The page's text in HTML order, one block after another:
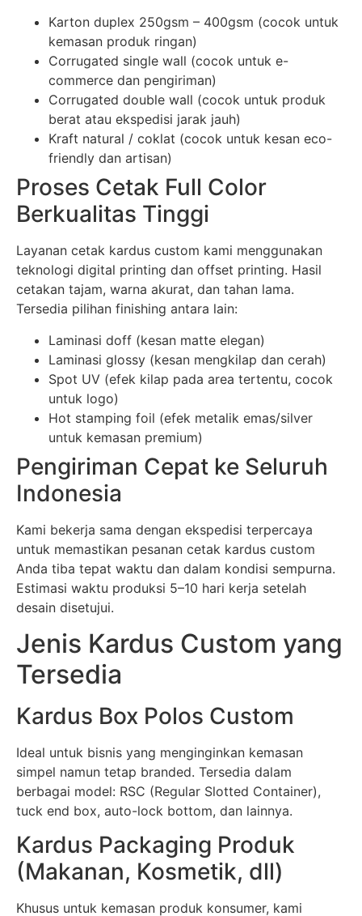
Karton duplex 250gsm – 400gsm (cocok untuk
kemasan produk ringan)
Corrugated single wall (cocok untuk e-
commerce dan pengiriman)
Corrugated double wall (cocok untuk produk
berat atau ekspedisi jarak jauh)
Kraft natural / coklat (cocok untuk kesan eco-
friendly dan artisan)
Proses Cetak Full Color
Berkualitas Tinggi
Layanan cetak kardus custom kami menggunakan
teknologi digital printing dan offset printing. Hasil
cetakan tajam, warna akurat, dan tahan lama.
Tersedia pilihan finishing antara lain:
Laminasi doff (kesan matte elegan)
Laminasi glossy (kesan mengkilap dan cerah)
Spot UV (efek kilap pada area tertentu, cocok
untuk logo)
Hot stamping foil (efek metalik emas/silver
untuk kemasan premium)
Pengiriman Cepat ke Seluruh
Indonesia
Kami bekerja sama dengan ekspedisi terpercaya
untuk memastikan pesanan cetak kardus custom
Anda tiba tepat waktu dan dalam kondisi sempurna.
Estimasi waktu produksi 5–10 hari kerja setelah
desain disetujui.
Jenis Kardus Custom yang
Tersedia
Kardus Box Polos Custom
Ideal untuk bisnis yang menginginkan kemasan
simpel namun tetap branded. Tersedia dalam
berbagai model: RSC (Regular Slotted Container),
tuck end box, auto-lock bottom, dan lainnya.
Kardus Packaging Produk
(Makanan, Kosmetik, dll)
Khusus untuk kemasan produk konsumer, kami